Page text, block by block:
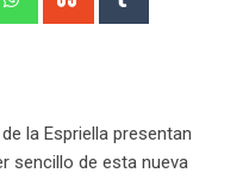
la Espriella presentan
sencillo de esta nueva